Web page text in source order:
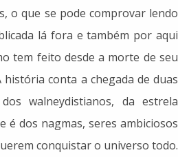
o que se pode comprovar lendo
lá fora e também por aqui
tem feito desde a morte de seu
conta a chegada de duas
walneydistianos, da estrela
é dos nagmas, seres ambiciosos
conquistar o universo todo.